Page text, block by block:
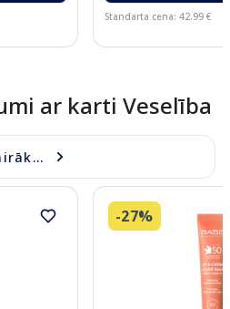
Standarta cena: 42.99 €
ar karti Veselība
-27%